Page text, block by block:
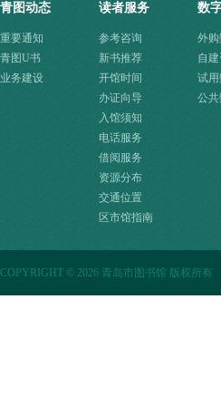
青图动态
重要通知
青图U书
业务建设
读者服务
参考咨询
新书推荐
开馆时间
办证向导
入馆须知
电话服务
借阅服务
资源分布
交通位置
区市馆指南
数
外
自
试
公
COPYRIGHT © 2026 青岛市图书馆 版权所有